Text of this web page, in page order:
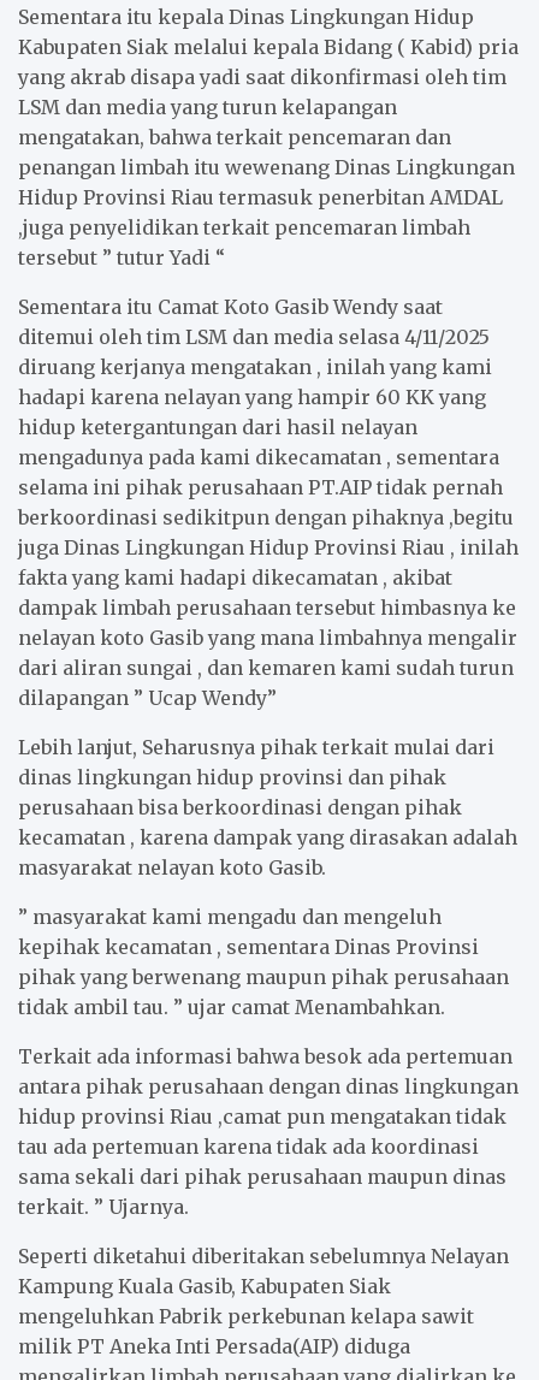
Sementara itu kepala Dinas Lingkungan Hidup
Kabupaten Siak melalui kepala Bidang ( Kabid) pria
yang akrab disapa yadi saat dikonfirmasi oleh tim
LSM dan media yang turun kelapangan
mengatakan, bahwa terkait pencemaran dan
penangan limbah itu wewenang Dinas Lingkungan
Hidup Provinsi Riau termasuk penerbitan AMDAL
,juga penyelidikan terkait pencemaran limbah
tersebut ” tutur Yadi “
Sementara itu Camat Koto Gasib Wendy saat
ditemui oleh tim LSM dan media selasa 4/11/2025
diruang kerjanya mengatakan , inilah yang kami
hadapi karena nelayan yang hampir 60 KK yang
hidup ketergantungan dari hasil nelayan
mengadunya pada kami dikecamatan , sementara
selama ini pihak perusahaan PT.AIP tidak pernah
berkoordinasi sedikitpun dengan pihaknya ,begitu
juga Dinas Lingkungan Hidup Provinsi Riau , inilah
fakta yang kami hadapi dikecamatan , akibat
dampak limbah perusahaan tersebut himbasnya ke
nelayan koto Gasib yang mana limbahnya mengalir
dari aliran sungai , dan kemaren kami sudah turun
dilapangan ” Ucap Wendy”
Lebih lanjut, Seharusnya pihak terkait mulai dari
dinas lingkungan hidup provinsi dan pihak
perusahaan bisa berkoordinasi dengan pihak
kecamatan , karena dampak yang dirasakan adalah
masyarakat nelayan koto Gasib.
” masyarakat kami mengadu dan mengeluh
kepihak kecamatan , sementara Dinas Provinsi
pihak yang berwenang maupun pihak perusahaan
tidak ambil tau. ” ujar camat Menambahkan.
Terkait ada informasi bahwa besok ada pertemuan
antara pihak perusahaan dengan dinas lingkungan
hidup provinsi Riau ,camat pun mengatakan tidak
tau ada pertemuan karena tidak ada koordinasi
sama sekali dari pihak perusahaan maupun dinas
terkait. ” Ujarnya.
Seperti diketahui diberitakan sebelumnya Nelayan
Kampung Kuala Gasib, Kabupaten Siak
mengeluhkan Pabrik perkebunan kelapa sawit
milik PT Aneka Inti Persada(AIP) diduga